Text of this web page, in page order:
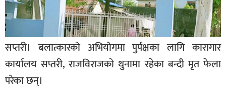
राजनीति
समाचार
राष्ट्रिय
अन्तराष्ट्रिय
सप्तरी। बलात्कारको अभियोगमा पुर्पक्षका लागि कारागार
कार्यालय सप्तरी, राजविराजको थुनामा रहेका बन्दी मृत फेला
परेका छन्।